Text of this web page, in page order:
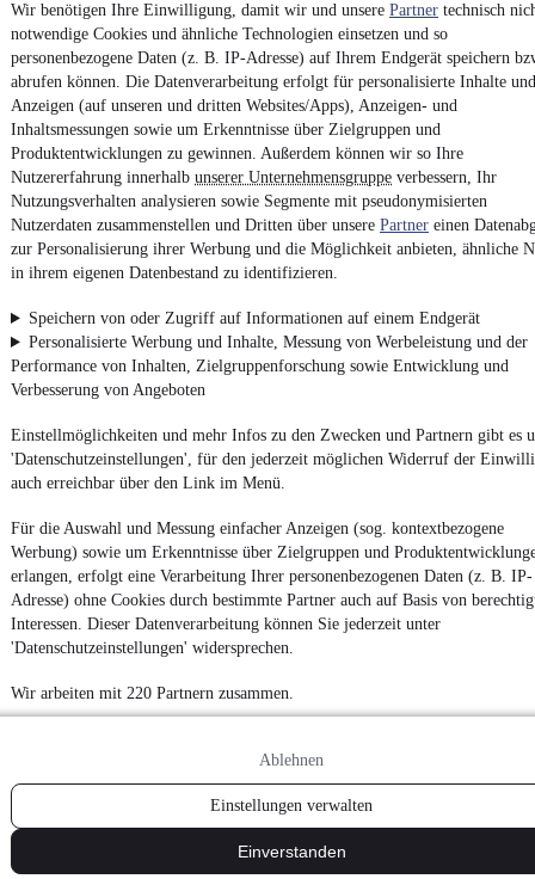
Wir benötigen Ihre Einwilligung, damit wir und unsere Partner technisch
notwendige Cookies und ähnliche Technologien einsetzen und so
personenbezogene Daten (z. B. IP-Adresse) auf Ihrem Endgerät speichern
abrufen können. Die Datenverarbeitung erfolgt für personalisierte Inhalte und
Anzeigen (auf unseren und dritten Websites/Apps), Anzeigen- und
Inhaltsmessungen sowie um Erkenntnisse über Zielgruppen und
Produktentwicklungen zu gewinnen. Außerdem können wir so Ihre
Nutzererfahrung innerhalb unserer Unternehmensgruppe verbessern, Ihr
Nutzungsverhalten analysieren sowie Segmente mit pseudonymisierten
Nutzerdaten zusammenstellen und Dritten über unsere Partner einen
zur Personalisierung ihrer Werbung und die Möglichkeit anbieten, ähnliche
in ihrem eigenen Datenbestand zu identifizieren.
Speichern von oder Zugriff auf Informationen auf einem Endgerät
Personalisierte Werbung und Inhalte, Messung von Werbeleistung und der
Performance von Inhalten, Zielgruppenforschung sowie Entwicklung und
Verbesserung von Angeboten
Einstellmöglichkeiten und mehr Infos zu den Zwecken und Partnern gibt es
'Datenschutzeinstellungen', für den jederzeit möglichen Widerruf der
auch erreichbar über den Link im Menü.
Für die Auswahl und Messung einfacher Anzeigen (sog. kontextbezogene
Werbung) sowie um Erkenntnisse über Zielgruppen und
erlangen, erfolgt eine Verarbeitung Ihrer personenbezogenen Daten (z. B. IP-
Adresse) ohne Cookies durch bestimmte Partner auch auf Basis von
Interessen. Dieser Datenverarbeitung können Sie jederzeit unter
'Datenschutzeinstellungen' widersprechen.
Wir arbeiten mit 220 Partnern zusammen.
Ablehnen
Einstellungen verwalten
Einverstanden
Datenschutzeinstellungen
Erklärung zur Barrierefreiheit
Report Security Vulnerability (English)
Powered by
ObNeuwagen,GebrauchtwagenoderLeasing-Angebote : Alle
Fahrzeuge gibt es bei mobile.de